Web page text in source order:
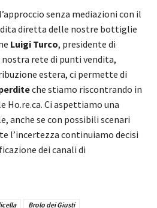
senza mediazioni con il
diretta delle nostre bottiglie
Luigi Turco, presidente di
nostra rete di punti vendita,
estera, ci permette di
che stiamo riscontrando in
Ho.re.ca. Ci aspettiamo una
anche se con possibili scenari
l’incertezza continuiamo decisi
dei canali di
Brolo dei Giusti